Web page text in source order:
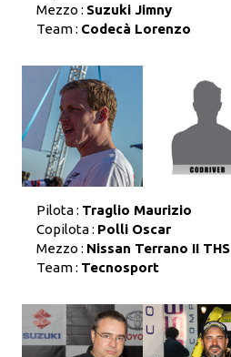
Mezzo : Suzuki Jimny
Team : Codecà Lorenzo
Pilota : Traglio Maurizio
Copilota : Polli Oscar
Mezzo : Nissan Terrano II THS
Team : Tecnosport